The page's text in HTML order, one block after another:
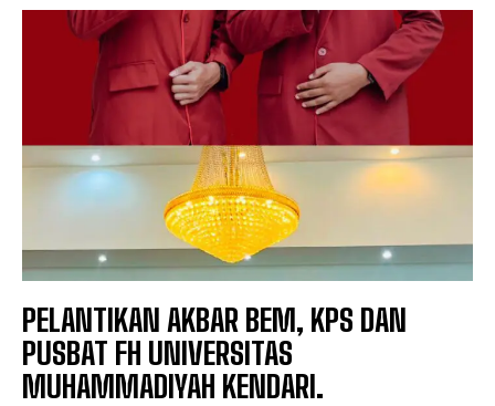
PELANTIKAN AKBAR BEM, KPS DAN
PUSBAT FH UNIVERSITAS
MUHAMMADIYAH KENDARI.